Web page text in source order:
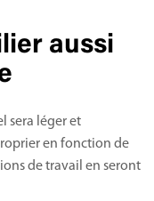
aussi
sera léger et
en fonction de
de travail en seront